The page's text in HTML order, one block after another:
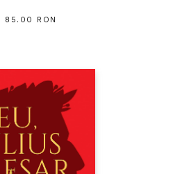
85.00 RON